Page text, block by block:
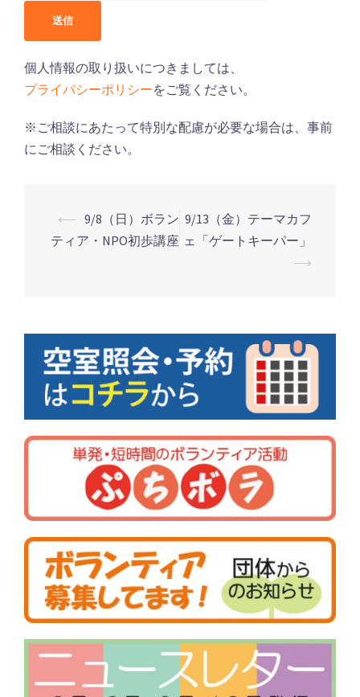
個人情報の取り扱いにつきましては、
プライバシーポリシーをご覧ください。
※ご相談にあたって特別な配慮が必要な場合は、事前
にご相談ください。
投
ゲ
ー
シ
ョ
ン
⟵ 9/8（日）ボラン
ティア・NPO初歩講座
9/13（金）テーマカフ
ェ「ゲートキーパー」
⟶